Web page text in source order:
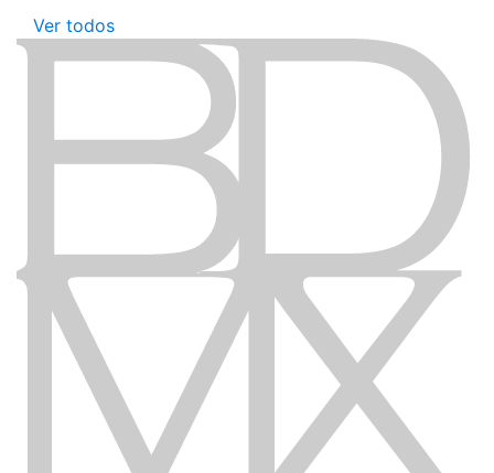
Ver todos